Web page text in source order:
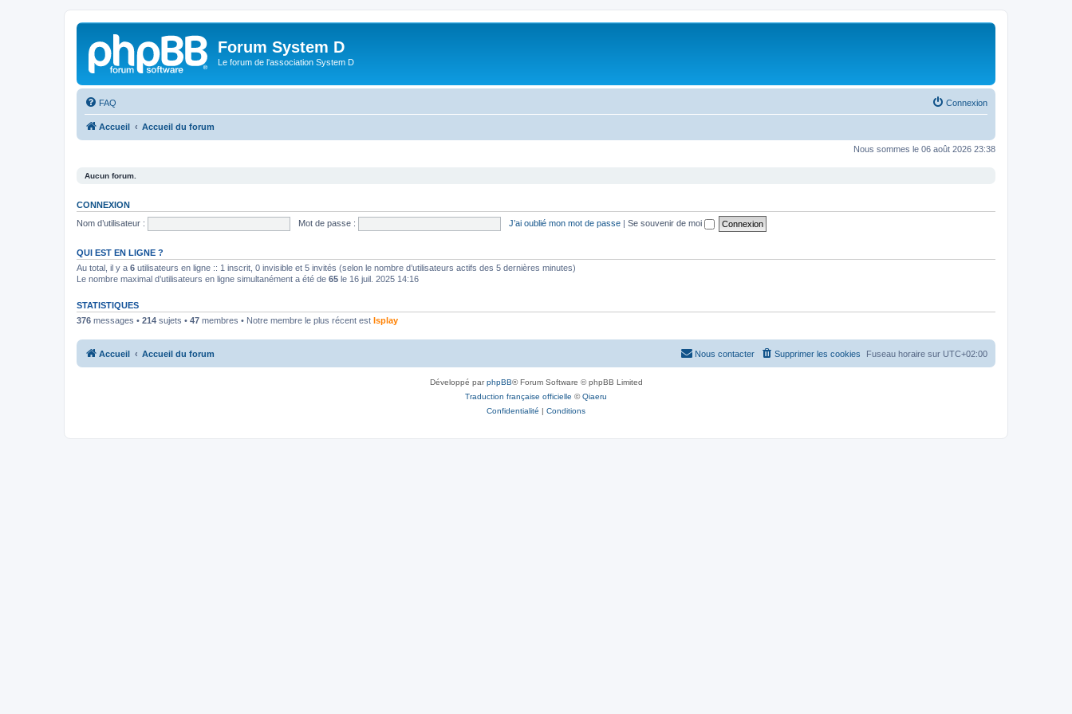
Forum System D
Le forum de l'association System D
FAQ Connexion
Accueil Accueil du forum
Nous sommes le 06 août 2026 23:38
Aucun forum.
CONNEXION
Nom d’utilisateur :
Mot de passe : J’ai oublié mon mot de passe | Se souvenir de moi
QUI EST EN LIGNE ?
Au total, il y a 6 utilisateurs en ligne :: 1 inscrit, 0 invisible et 5 invités (selon le nombre d’utilisateurs actifs des 5 dernières minutes)
Le nombre maximal d’utilisateurs en ligne simultanément a été de 65 le 16 juil. 2025 14:16
STATISTIQUES
376 messages • 214 sujets • 47 membres • Notre membre le plus récent est Isplay
Accueil Accueil du forum Fuseau horaire sur UTC+02:00
Supprimer les cookies
Nous contacter
Développé parphpBB® Forum Software © phpBB Limited
Traduction française officielle ©Qiaeru
Confidentialité | Conditions